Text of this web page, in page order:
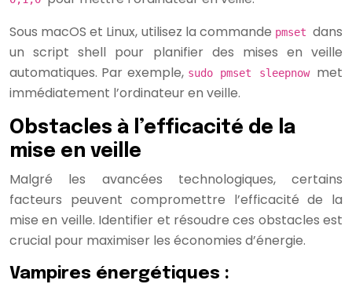
Sous macOS et Linux, utilisez la commande pmset dans
un script shell pour planifier des mises en veille
automatiques. Par exemple, sudo pmset sleepnow met
immédiatement l’ordinateur en veille.
Obstacles à l’efficacité de la
mise en veille
Malgré les avancées technologiques, certains
facteurs peuvent compromettre l’efficacité de la
mise en veille. Identifier et résoudre ces obstacles est
crucial pour maximiser les économies d’énergie.
Vampires énergétiques :